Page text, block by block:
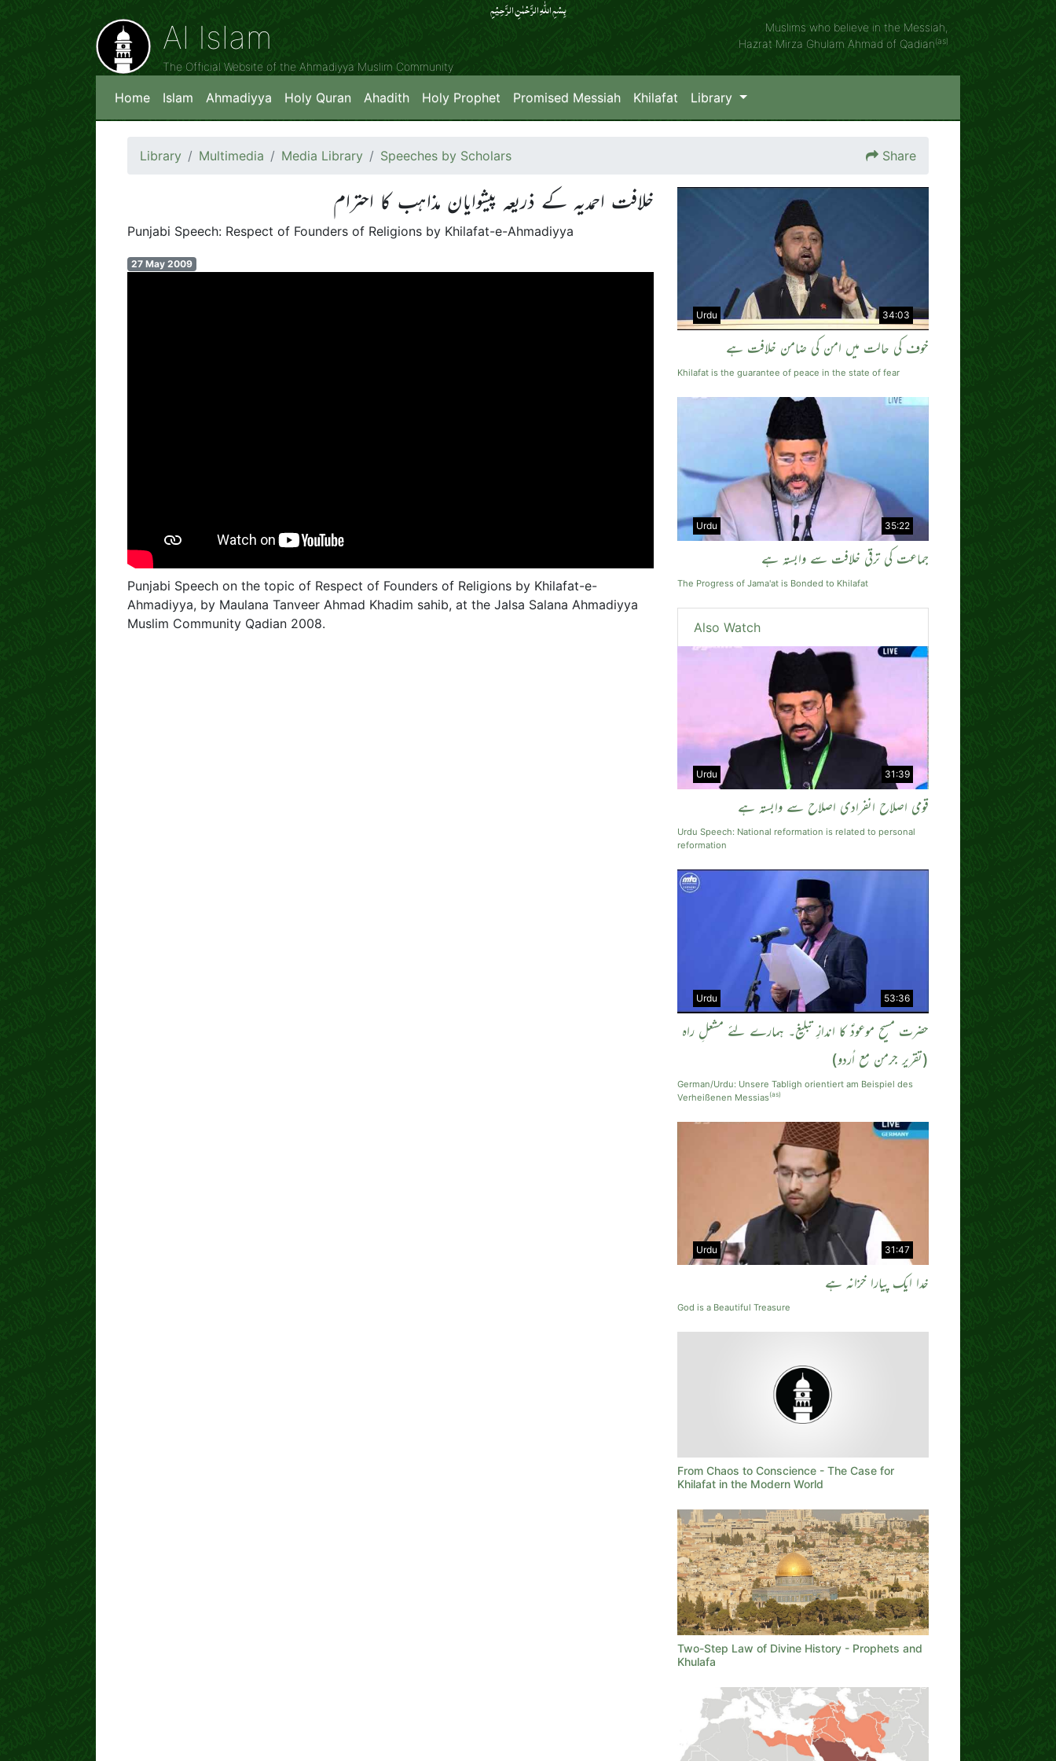
بِسۡمِ اللّٰہِ الرَّحۡمٰنِ الرَّحِیۡمِِ
Al Islam
The Official Website of the Ahmadiyya Muslim Community
Muslims who believe in the Messiah,
Hazrat Mirza Ghulam Ahmad of Qadian(as)
Home Islam Ahmadiyya Holy Quran Ahadith Holy Prophet Promised Messiah Khilafat Library
Library Multimedia Media Library Speeches by Scholars Share
خلافت احمدیہ کے ذریعہ پیشوایان مذاہب کا احترام
Punjabi Speech: Respect of Founders of Religions by Khilafat-e-Ahmadiyya
27 May 2009
Punjabi Speech on the topic of Respect of Founders of Religions by Khilafat-e-
Ahmadiyya, by Maulana Tanveer Ahmad Khadim sahib, at the Jalsa Salana Ahmadiyya
Muslim Community Qadian 2008.
34:03
Urdu
خوف کی حالت میں امن کی ضامن خلافت ہے
Khilafat is the guarantee of peace in the state of fear
35:22
Urdu
جماعت کی ترقی خلافت سے وابستہ ہے
The Progress of Jama'at is Bonded to Khilafat
Also Watch
31:39
Urdu
قومی اصلاح انفرادی اصلاح سے وابستہ ہے
Urdu Speech: National reformation is related to personal
reformation
53:36
Urdu
حضرت مسیح موعودؑ کا اندازِ تبلیغ۔ ہمارے لئے مشعلِ راہ
(تقریر جرمن مع اُردو)
German/Urdu: Unsere Tabligh orientiert am Beispiel des
Verheißenen Messias(as)
31:47
Urdu
خدا ایک پیارا خزانہ ہے
God is a Beautiful Treasure
From Chaos to Conscience - The Case for
Khilafat in the Modern World
Two-Step Law of Divine History - Prophets and
Khulafa